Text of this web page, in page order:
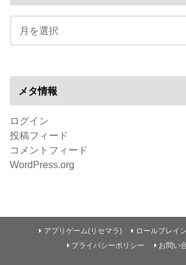
メタ情報
ログイン
投稿フィード
コメントフィード
WordPress.org
アプリゲーム(リセマラ) ロールプレイ
プライバシーポリシー
お問い